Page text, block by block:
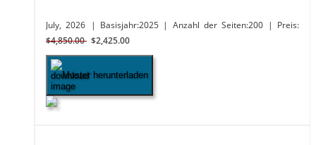
July, 2026 | Basisjahr:2025 | Anzahl der Seiten:200
| Preis:
$4,850.00 $2,425.00
Muster herunterladen